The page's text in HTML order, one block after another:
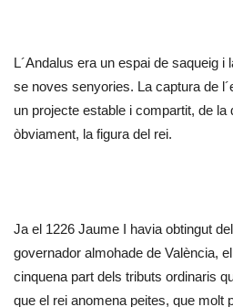
L´Andalus era un espai de saqueig i
se noves senyories. La captura de
un projecte estable i compartit, de la
òbviament, la figura del rei.
Ja el 1226 Jaume I havia obtingut
governador almohade de València,
cinquena part dels tributs ordinaris
que el rei anomena peites, que molt